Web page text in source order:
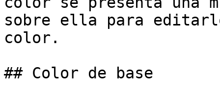
sobre ella para
color.
## Color de base